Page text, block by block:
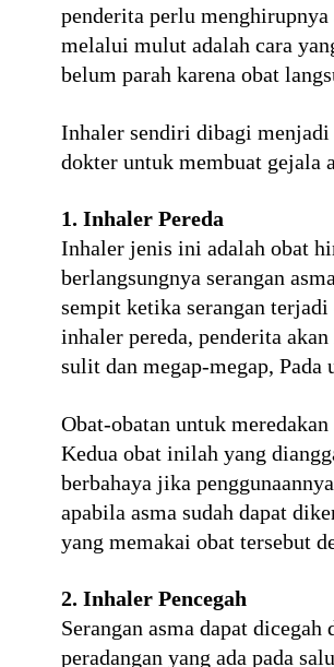
penderita perlu
melalui mulut adalah cara
belum parah karena obat
Inhaler sendiri dibagi menjadi
dokter untuk membuat gejala
1. Inhaler Pereda
Inhaler jenis ini adalah obat
berlangsungnya serangan
sempit ketika serangan
inhaler pereda, penderita
sulit dan megap-megap,
Obat-obatan untuk
Kedua obat inilah yang
berbahaya jika
apabila asma sudah dapat
yang memakai obat tersebut
2. Inhaler Pencegah
Serangan asma dapat
peradangan yang ada pada